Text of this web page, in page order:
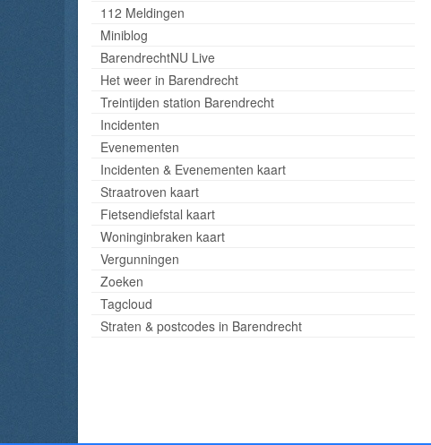
112 Meldingen
Miniblog
BarendrechtNU Live
Het weer in Barendrecht
Treintijden station Barendrecht
Incidenten
Evenementen
Incidenten & Evenementen kaart
Straatroven kaart
Fietsendiefstal kaart
Woninginbraken kaart
Vergunningen
Zoeken
Tagcloud
Straten & postcodes in Barendrecht